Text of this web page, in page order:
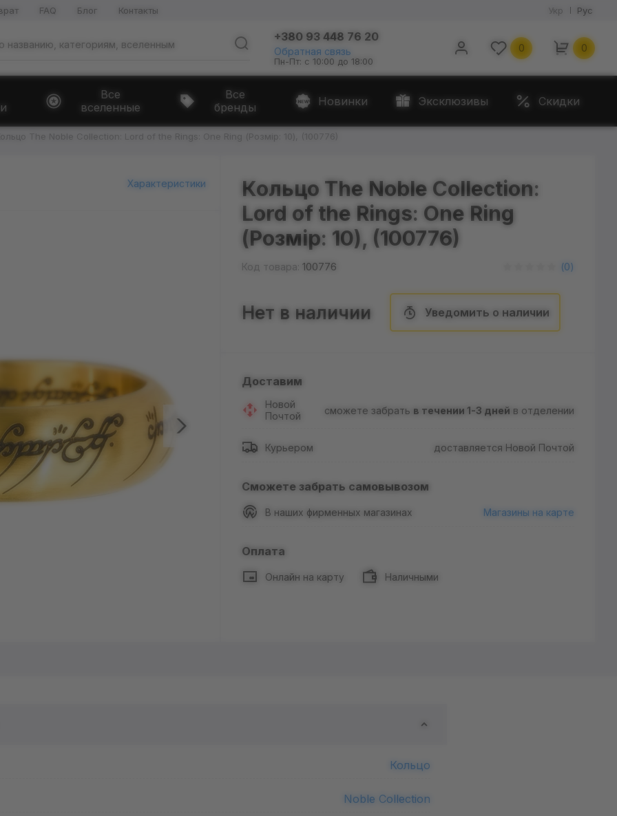
FAQ Блог Контакты Укр Рус
+380 93 448 76 20
Обратная связь
Пн-Пт: с 10:00 до 18:00
0 0
Все
вселенные
Все
бренды
Новинки Эксклюзивы Скидки
Кольцо The Noble Collection: Lord of the Rings: One Ring (Розмір: 10), (100776)
Характеристики
Кольцо The Noble Collection:
Lord of the Rings: One Ring
(Розмір: 10), (100776)
Код товара: 100776 (0)
Нет в наличии Уведомить о наличии
Доставим
Новой
Почтой
сможете забрать в течении 1-3 дней в отделении
Курьером доставляется Новой Почтой
Сможете забрать самовывозом
В наших фирменных магазинах Магазины на карте
Оплата
Онлайн на карту Наличными
Кольцо
Noble Collection